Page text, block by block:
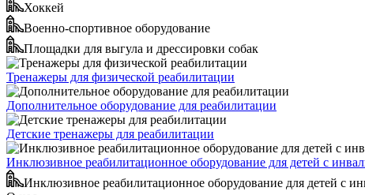
Хоккей
Военно-спортивное оборудование
Площадки для выгула и дрессировки собак
Тренажеры для физической реабилитации
Дополнительное оборудование для реабилитации
Детские тренажеры для реабилитации
Инклюзивное реабилитационное оборудование для детей с
Инклюзивное реабилитационное оборудование для детей с